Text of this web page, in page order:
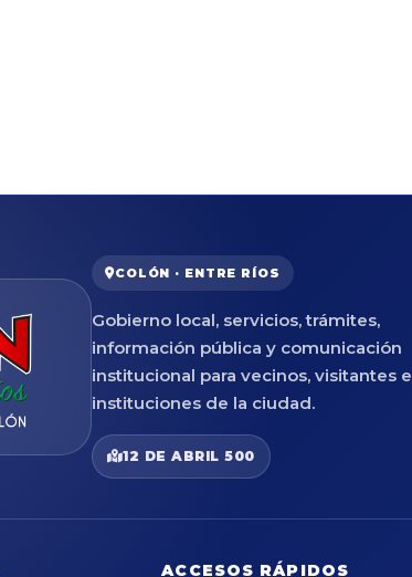
COLÓN · ENTRE RÍOS
Gobierno local, servicios, trámites,
información pública y comunicación
institucional para vecinos, visitantes e
instituciones de la ciudad.
12 DE ABRIL 500
ACCESOS RÁPIDOS